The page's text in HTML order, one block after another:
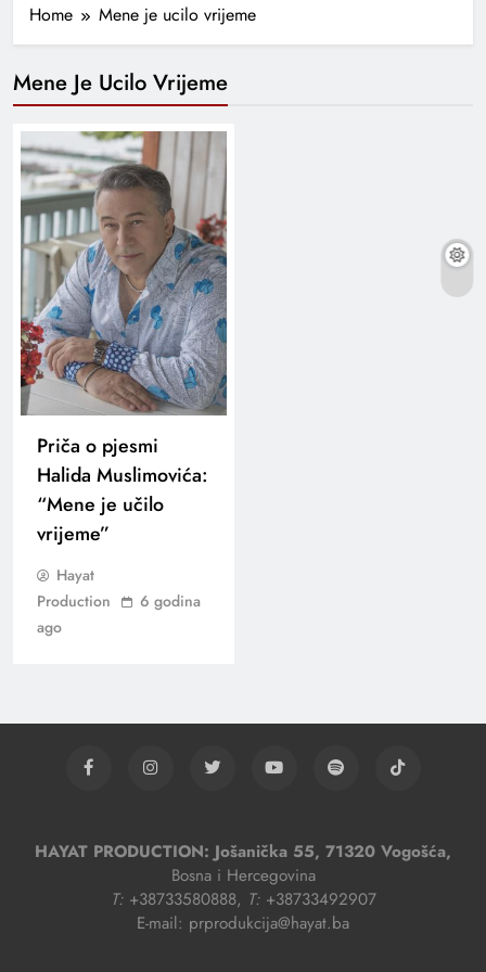
Home Mene je ucilo vrijeme
Mene Je Ucilo Vrijeme
Priča o pjesmi
Halida Muslimovića:
“Mene je učilo
vrijeme”
Hayat
Production
6 godina
ago
HAYAT PRODUCTION: Jošanička 55, 71320 Vogošća,
Bosna i Hercegovina
T:+38733580888, T:+38733492907
E-mail: prprodukcija@hayat.ba